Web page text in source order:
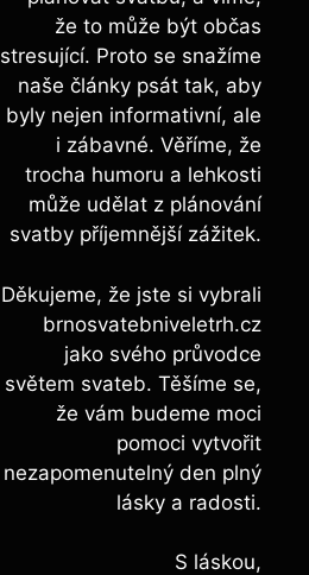
že to může být občas
stresující. Proto se snažíme
naše články psát tak, aby
byly nejen informativní, ale
i zábavné. Věříme, že
trocha humoru a lehkosti
může udělat z plánování
svatby příjemnější zážitek.
Děkujeme, že jste si vybrali
brnosvatebniveletrh.cz
jako svého průvodce
světem svateb. Těšíme se,
že vám budeme moci
pomoci vytvořit
nezapomenutelný den plný
lásky a radosti.
S láskou,